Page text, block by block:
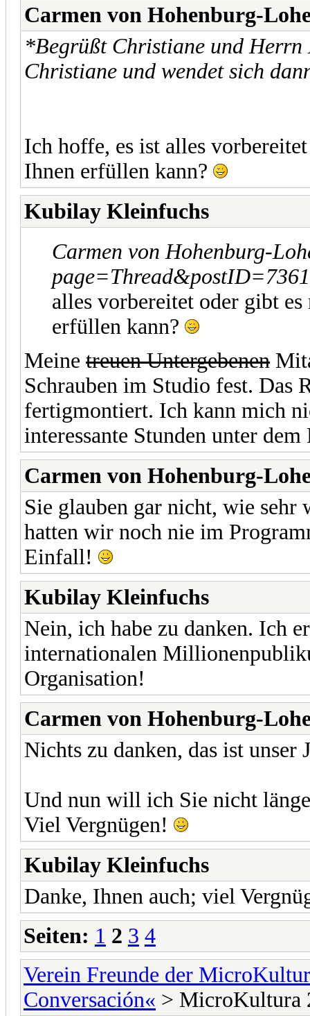
Carmen von Hohenburg-
*Begrüßt Christiane und Herrn
Christiane und wendet sich
Ich hoffe, es ist alles
Ihnen erfüllen kann?
Kubilay Kleinfuchs
Carmen von Hohenburg-
alles vorbereitet oder gibt
erfüllen kann?
Meine treuen Untergebenen
Schrauben im Studio fest. Das
fertigmontiert. Ich kann mich
interessante Stunden unter
Carmen von Hohenburg-
Sie glauben gar nicht, wie
hatten wir noch nie im
Einfall!
Kubilay Kleinfuchs
Nein, ich habe zu danken. Ich
internationalen
Organisation!
Carmen von Hohenburg-
Nichts zu danken, das ist unser
Und nun will ich Sie nicht
Viel Vergnügen!
Kubilay Kleinfuchs
Danke, Ihnen auch; viel
Seiten: 1 2 3 4
Verein Freunde der
Conversación« > MicroKultura